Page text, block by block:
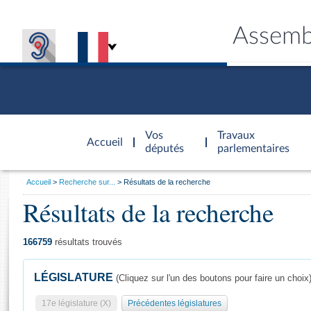
Accueil
d'accueil
Vos
députés
Travaux
parlementaires
Général
Vous
Accueil Recherche sur... Résultats de la recherche
Résultats de la recherche
166759 résultats trouvés
LÉGISLATURE (Cliquez sur l'un des boutons pour faire un choix)
17e législature (X) Précédentes législatures